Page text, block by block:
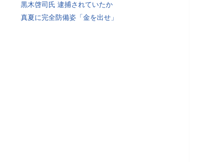
黒木啓司氏 逮捕されていたか
真夏に完全防備姿「金を出せ」